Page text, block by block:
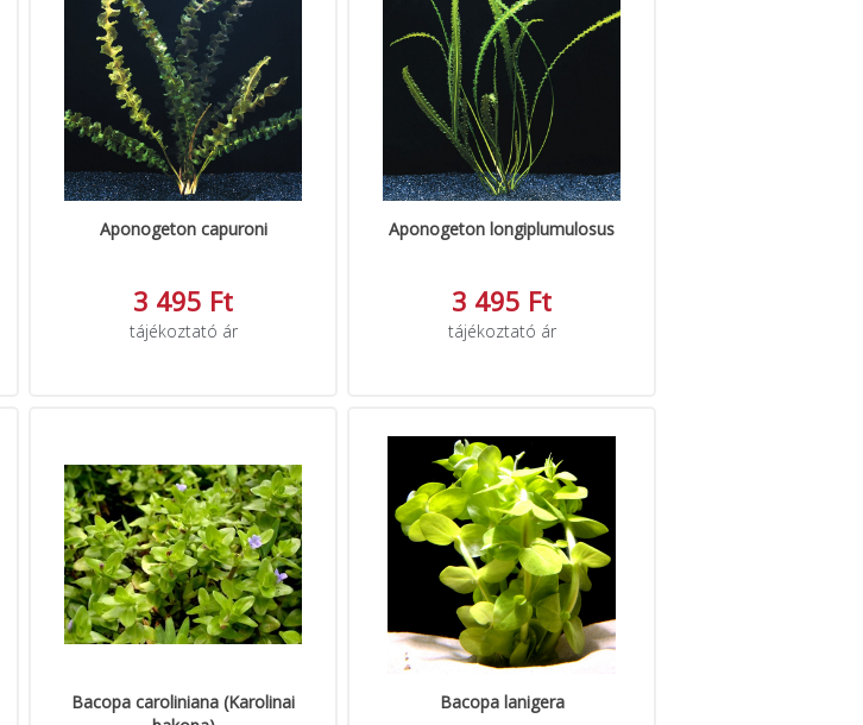
Aponogeton capuroni
3 495 Ft
tájékoztató ár
Aponogeton longiplumulosus
3 495 Ft
tájékoztató ár
Bacopa caroliniana (Karolinai
Bacopa lanigera